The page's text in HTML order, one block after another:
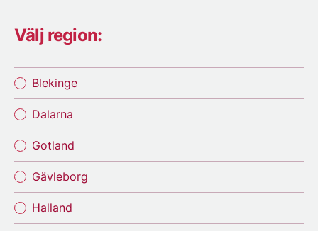
Välj region:
Blekinge
Dalarna
Gotland
Gävleborg
Halland